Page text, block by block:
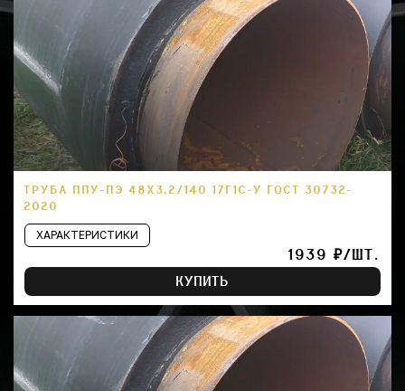
ТРУБА ППУ-ПЭ 48Х3,2/140 17Г1С-У ГОСТ 30732-
2020
ХАРАКТЕРИСТИКИ
1939 ₽/ШТ.
КУПИТЬ